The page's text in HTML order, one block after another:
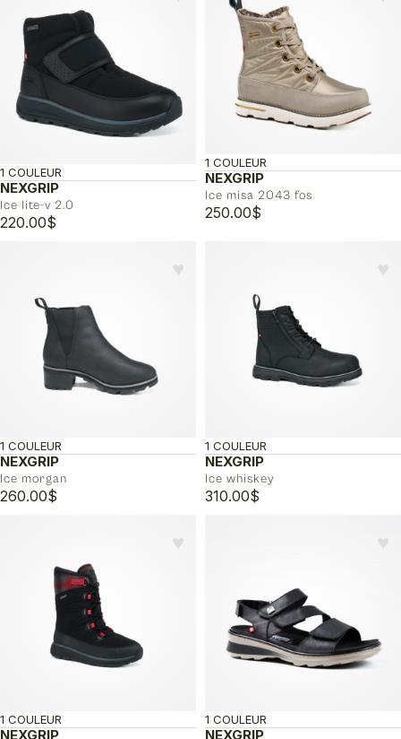
NEXGRIP
Ice lite-v 2.0
1 COULEUR
220.00$
NEXGRIP
Ice misa 2043 fos
1 COULEUR
250.00$
♥︎
NEXGRIP
Ice morgan
1 COULEUR
260.00$
♥︎
NEXGRIP
Ice whiskey
1 COULEUR
310.00$
♥︎
NEXGRIP
1 COULEUR
♥︎
NEXGRIP
1 COULEUR